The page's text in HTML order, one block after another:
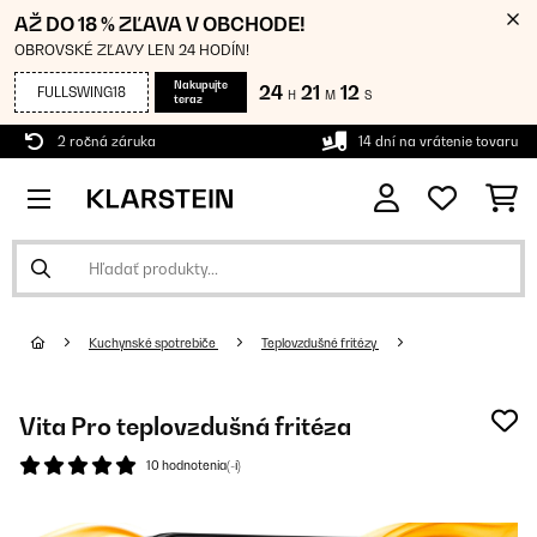
AŽ DO 18 % ZĽAVA V OBCHODE!
OBROVSKÉ ZĽAVY LEN 24 HODÍN!
FULLSWING18
Nakupujte
teraz
24 H 21 M 12 S
2 ročná záruka 14 dní na vrátenie tovaru
Kuchynské spotrebiče Teplovzdušné fritézy
Vita Pro teplovzdušná fritéza
10 hodnotenia(-í)